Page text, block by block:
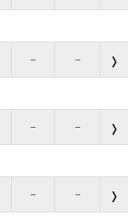
– –
– –
– –